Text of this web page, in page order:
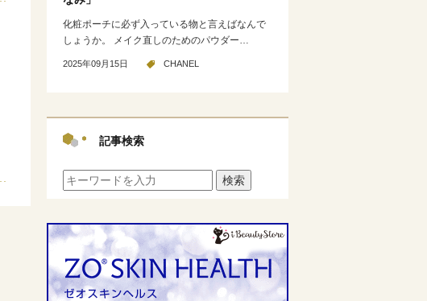
化粧ポーチに必ず入っている物と言えばなんで
しょうか。 メイク直しのためのパウダー…
2025年09月15日 CHANEL
記事検索
検索